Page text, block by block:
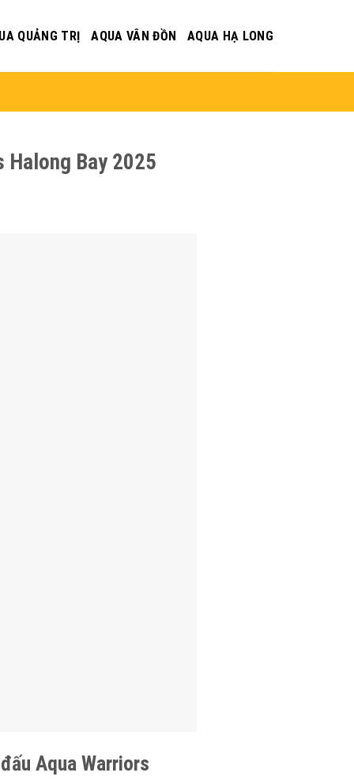
QUẢNG TRỊ AQUA VÂN ĐỒN AQUA HẠ LONG
Bay 2025
Aqua Warriors